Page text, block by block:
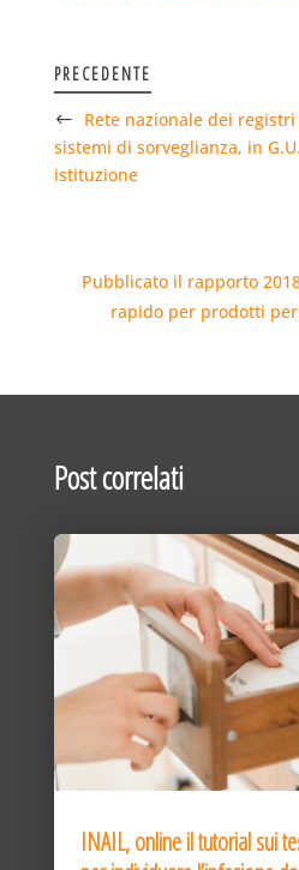
PRECEDENTE
Rete nazionale dei
sistemi di sorveglianza, in
istituzione
Pubblicato il rapporto
rapido per prodotti
Post correlati
INAIL, online il tutorial sui